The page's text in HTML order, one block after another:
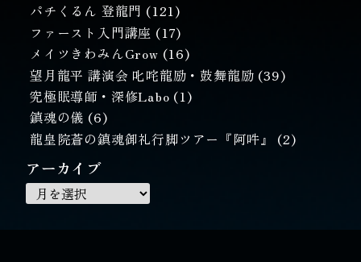
パチくるん 登龍門 (121)
ファースト入門講座 (17)
メイツきわみんGrow (16)
望月龍平 講演会 叱咤龍励・鼓舞龍励 (39)
究極眠導師・深修Labo (1)
鎮魂の儀 (6)
龍皇院蒼の鎮魂御礼行脚ツアー『阿吽』 (2)
アーカイブ